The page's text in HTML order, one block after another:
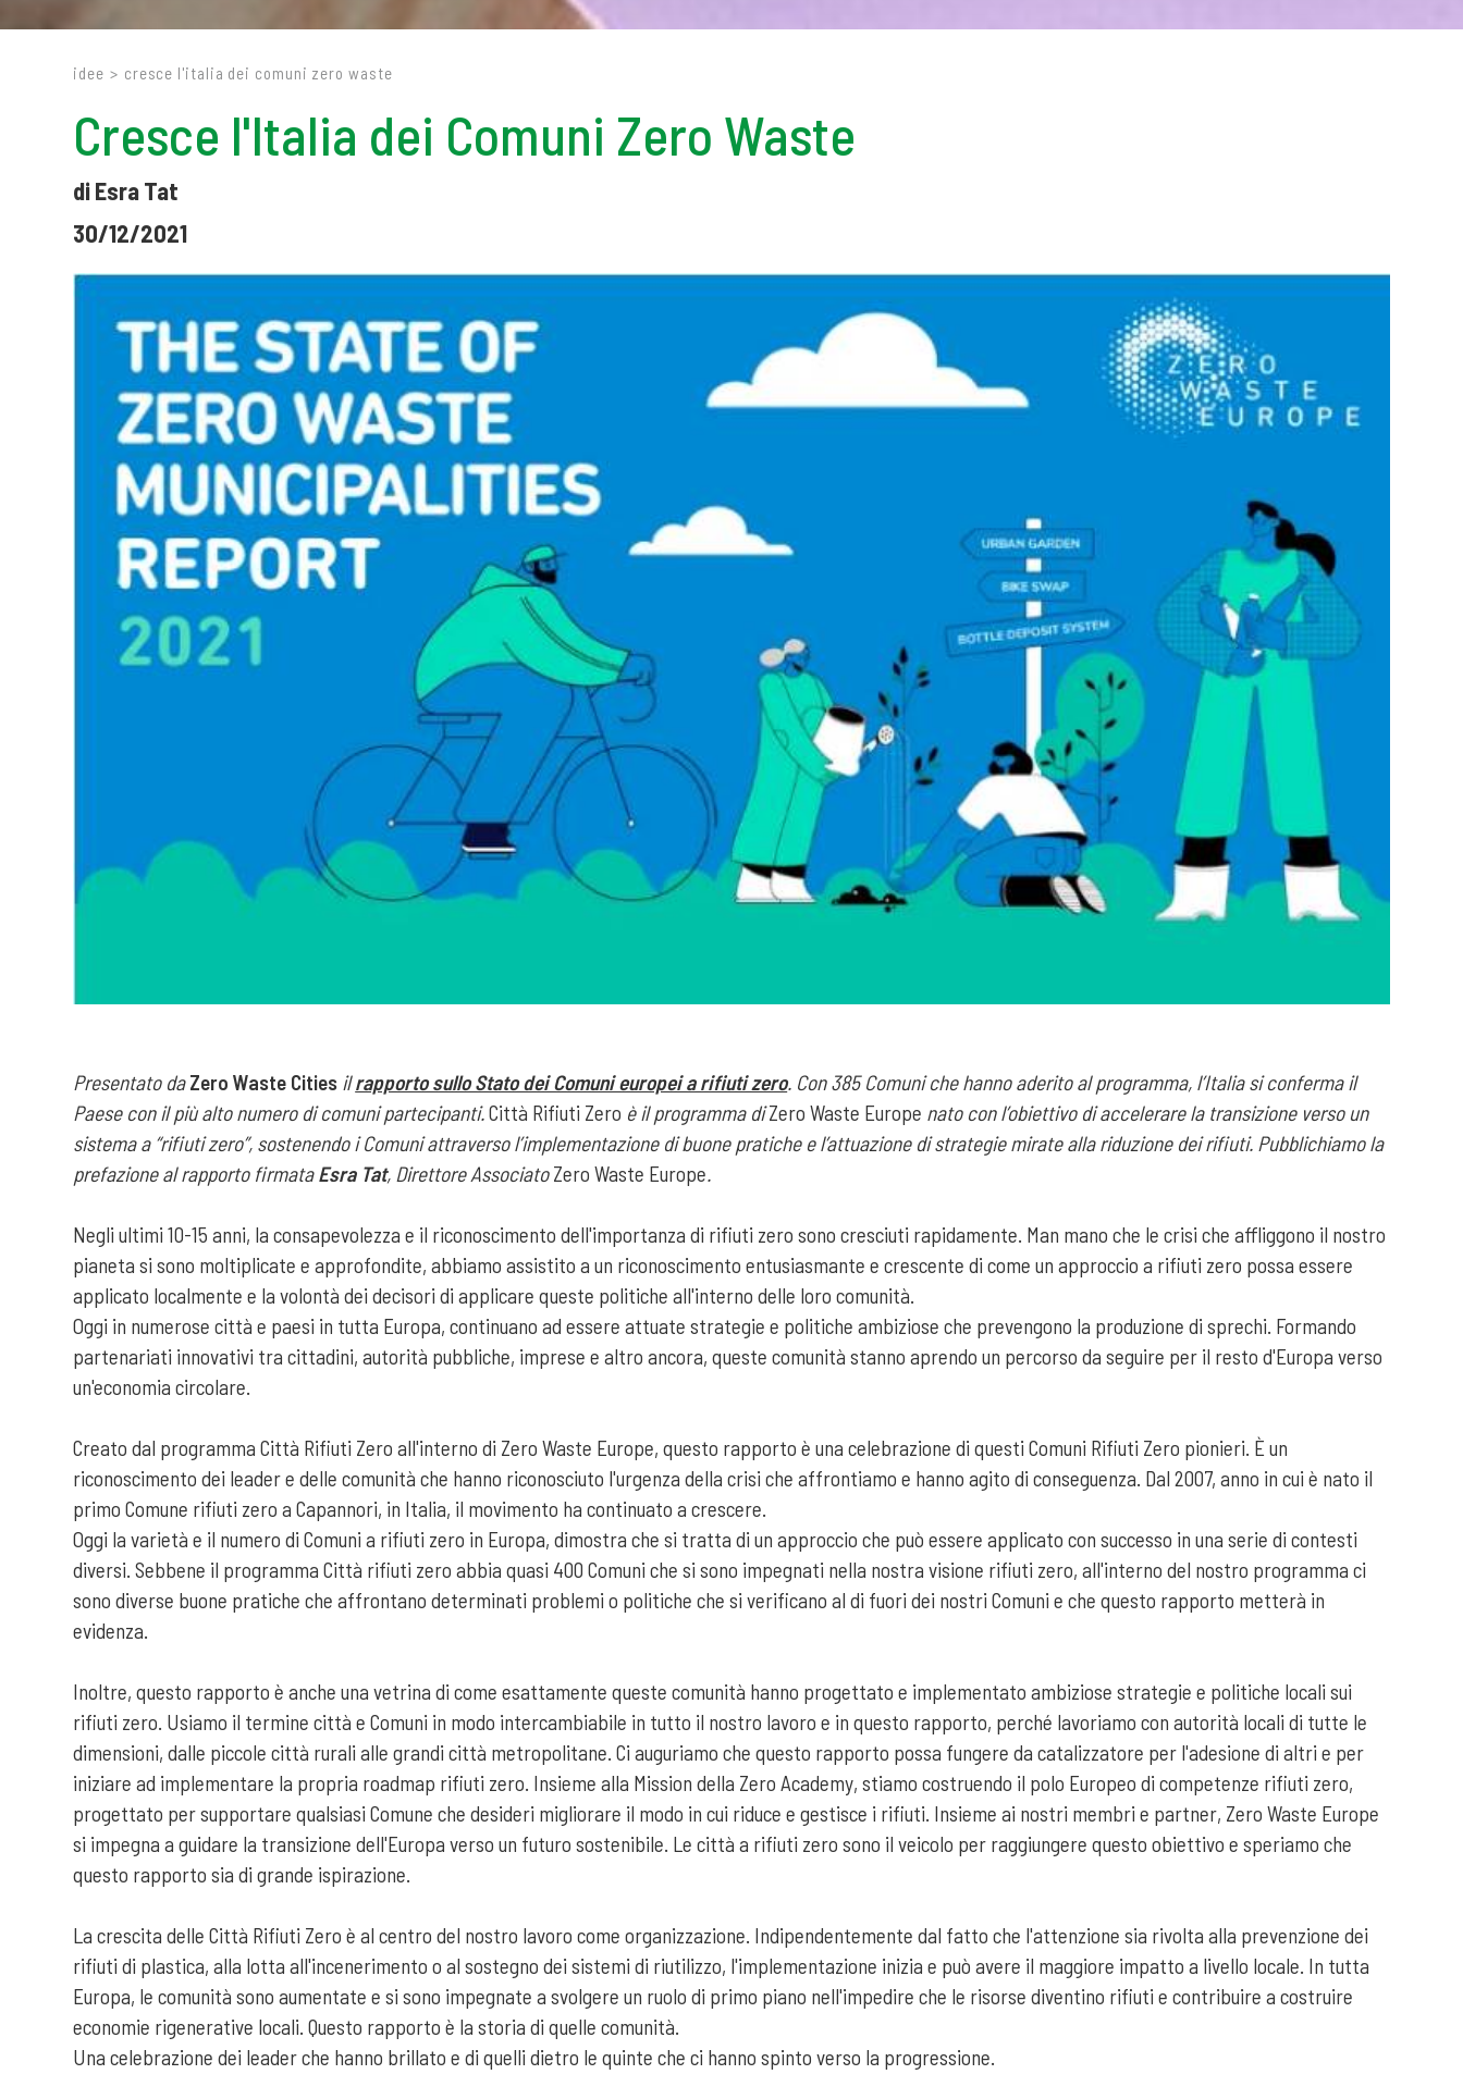
idee > cresce l'italia dei comuni zero waste
Cresce l'Italia dei Comuni Zero Waste
di Esra Tat
30/12/2021
Presentato daZero Waste Cities ilrapporto sullo Stato dei Comuni europei a rifiuti zero. Con 385 Comuni che hanno aderito al programma, l’Italia si conferma il
Paese con il più alto numero di comuni partecipanti.Città Rifiuti Zero è il programma diZero Waste Europe nato con l’obiettivo di accelerare la transizione verso un
sistema a “rifiuti zero”, sostenendo i Comuni attraverso l’implementazione di buone pratiche e l’attuazione di strategie mirate alla riduzione dei rifiuti. Pubblichiamo la
prefazione al rapporto firmataEsra Tat, Direttore AssociatoZero Waste Europe.
Negli ultimi 10-15 anni, la consapevolezza e il riconoscimento dell'importanza di rifiuti zero sono cresciuti rapidamente. Man mano che le crisi che affliggono il nostro
pianeta si sono moltiplicate e approfondite, abbiamo assistito a un riconoscimento entusiasmante e crescente di come un approccio a rifiuti zero possa essere
applicato localmente e la volontà dei decisori di applicare queste politiche all'interno delle loro comunità.
Oggi in numerose città e paesi in tutta Europa, continuano ad essere attuate strategie e politiche ambiziose che prevengono la produzione di sprechi. Formando
partenariati innovativi tra cittadini, autorità pubbliche, imprese e altro ancora, queste comunità stanno aprendo un percorso da seguire per il resto d'Europa verso
un'economia circolare.
Creato dal programma Città Rifiuti Zero all'interno di Zero Waste Europe, questo rapporto è una celebrazione di questi Comuni Rifiuti Zero pionieri. È un
riconoscimento dei leader e delle comunità che hanno riconosciuto l'urgenza della crisi che affrontiamo e hanno agito di conseguenza. Dal 2007, anno in cui è nato il
primo Comune rifiuti zero a Capannori, in Italia, il movimento ha continuato a crescere.
Oggi la varietà e il numero di Comuni a rifiuti zero in Europa, dimostra che si tratta di un approccio che può essere applicato con successo in una serie di contesti
diversi. Sebbene il programma Città rifiuti zero abbia quasi 400 Comuni che si sono impegnati nella nostra visione rifiuti zero, all'interno del nostro programma ci
sono diverse buone pratiche che affrontano determinati problemi o politiche che si verificano al di fuori dei nostri Comuni e che questo rapporto metterà in
evidenza.
Inoltre, questo rapporto è anche una vetrina di come esattamente queste comunità hanno progettato e implementato ambiziose strategie e politiche locali sui
rifiuti zero. Usiamo il termine città e Comuni in modo intercambiabile in tutto il nostro lavoro e in questo rapporto, perché lavoriamo con autorità locali di tutte le
dimensioni, dalle piccole città rurali alle grandi città metropolitane. Ci auguriamo che questo rapporto possa fungere da catalizzatore per l'adesione di altri e per
iniziare ad implementare la propria roadmap rifiuti zero. Insieme alla Mission della Zero Academy, stiamo costruendo il polo Europeo di competenze rifiuti zero,
progettato per supportare qualsiasi Comune che desideri migliorare il modo in cui riduce e gestisce i rifiuti. Insieme ai nostri membri e partner, Zero Waste Europe
si impegna a guidare la transizione dell'Europa verso un futuro sostenibile. Le città a rifiuti zero sono il veicolo per raggiungere questo obiettivo e speriamo che
questo rapporto sia di grande ispirazione.
La crescita delle Città Rifiuti Zero è al centro del nostro lavoro come organizzazione. Indipendentemente dal fatto che l'attenzione sia rivolta alla prevenzione dei
rifiuti di plastica, alla lotta all'incenerimento o al sostegno dei sistemi di riutilizzo, l'implementazione inizia e può avere il maggiore impatto a livello locale. In tutta
Europa, le comunità sono aumentate e si sono impegnate a svolgere un ruolo di primo piano nell'impedire che le risorse diventino rifiuti e contribuire a costruire
economie rigenerative locali. Questo rapporto è la storia di quelle comunità.
Una celebrazione dei leader che hanno brillato e di quelli dietro le quinte che ci hanno spinto verso la progressione.